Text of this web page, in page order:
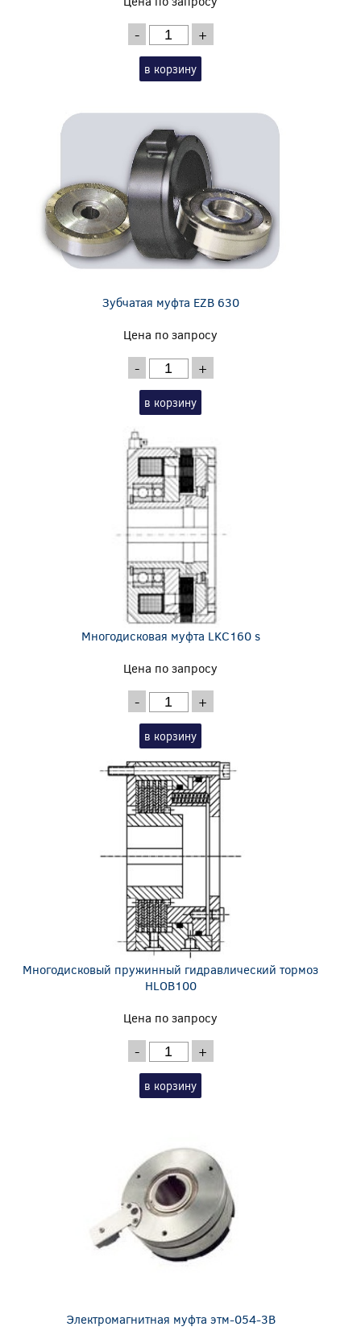
- +
в корзину
Зубчатая муфта EZB 630
Цена по запросу
- +
в корзину
Многодисковая муфта LKC160 s
Цена по запросу
- +
в корзину
Многодисковый пружинный гидравлический тормоз
HLOB100
Цена по запросу
- +
в корзину
Электромагнитная муфта этм-054-3В